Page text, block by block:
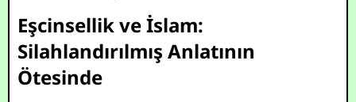
Eşcinsellik ve İslam:
Silahlandırılmış Anlatının
Ötesinde